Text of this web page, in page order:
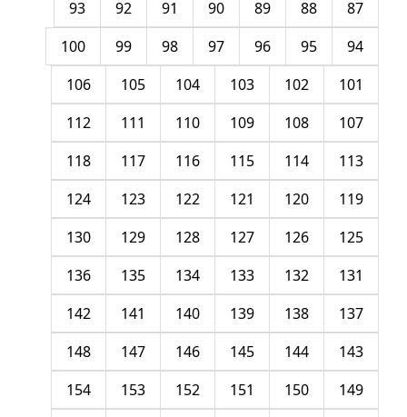
87
88
89
90
91
92
93
94
95
96
97
98
99
100
101
102
103
104
105
106
107
108
109
110
111
112
113
114
115
116
117
118
119
120
121
122
123
124
125
126
127
128
129
130
131
132
133
134
135
136
137
138
139
140
141
142
143
144
145
146
147
148
149
150
151
152
153
154